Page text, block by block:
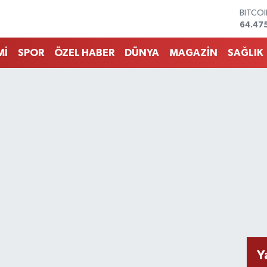
EURO
55,1336
SPOR ÖZEL HABER DÜNYA MAGAZİN SAĞLIK